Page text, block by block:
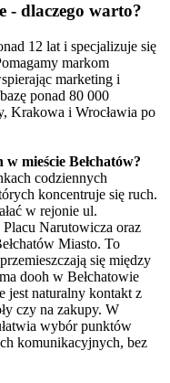
- dlaczego warto?
12 lat i specjalizuje się
markom
marketing i
ponad 80 000
Krakowa i Wrocławia po
mieście Bełchatów?
codziennych
koncentruje się ruch.
w rejonie ul.
Narutowicza oraz
Miasto. To
się między
dooh w Bełchatowie
jest naturalny kontakt z
czy na zakupy. W
wybór punktów
komunikacyjnych, bez